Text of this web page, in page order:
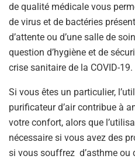
de qualité médicale vous
de virus et de bactéries
d’attente ou d’une salle de
question d’hygiène et de
crise sanitaire de la COVID-19.
Si vous êtes un particulier,
purificateur d’air contribue à
votre confort, alors que
nécessaire si vous avez des
si vous souffrez d’asthme ou